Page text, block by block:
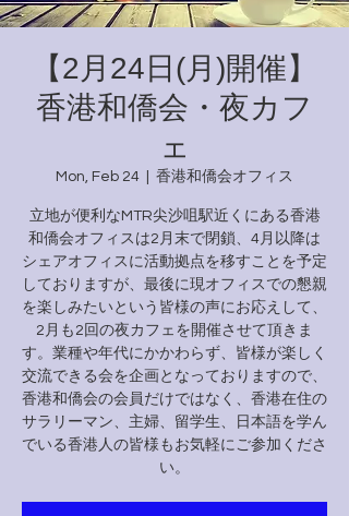
【2月24日(月)開催】
香港和僑会・夜カフ
ェ
Mon, Feb 24 香港和僑会オフィス
立地が便利なMTR尖沙咀駅近くにある香港
和僑会オフィスは2月末で閉鎖、4月以降は
シェアオフィスに活動拠点を移すことを予定
しておりますが、最後に現オフィスでの懇親
を楽しみたいという皆様の声にお応えして、
2月も2回の夜カフェを開催させて頂きま
す。業種や年代にかかわらず、皆様が楽しく
交流できる会を企画となっておりますので、
香港和僑会の会員だけではなく、香港在住の
サラリーマン、主婦、留学生、日本語を学ん
でいる香港人の皆様もお気軽にご参加くださ
い。